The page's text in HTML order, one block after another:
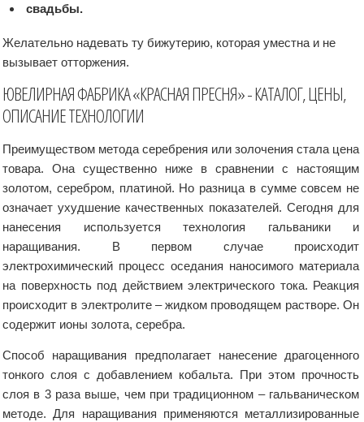
свадьбы.
Желательно надевать ту бижутерию, которая уместна и не
вызывает отторжения.
ЮВЕЛИРНАЯ ФАБРИКА «КРАСНАЯ ПРЕСНЯ» - КАТАЛОГ, ЦЕНЫ,
ОПИСАНИЕ ТЕХНОЛОГИИ
Преимуществом метода серебрения или золочения стала цена
товара. Она существенно ниже в сравнении с настоящим
золотом, серебром, платиной. Но разница в сумме совсем не
означает ухудшение качественных показателей. Сегодня для
нанесения используется технология гальваники и
наращивания. В первом случае происходит
электрохимический процесс оседания наносимого материала
на поверхность под действием электрического тока. Реакция
происходит в электролите – жидком проводящем растворе. Он
содержит ионы золота, серебра.
Способ наращивания предполагает нанесение драгоценного
тонкого слоя с добавлением кобальта. При этом прочность
слоя в 3 раза выше, чем при традиционном – гальваническом
методе. Для наращивания применяются металлизированные